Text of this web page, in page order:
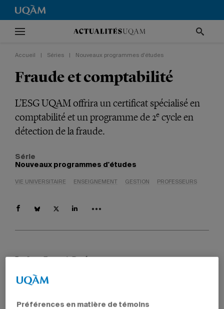
Accueil Séries Nouveaux programmes d'études
Fraude et comptabilité
L’ESG UQAM offrira un certificat spécialisé en
comptabilité et un programme de 2e cycle en
détection de la fraude.
Série
Nouveaux programmes d'études
VIE UNIVERSITAIRE ENSEIGNEMENT GESTION PROFESSEURS
ParJean-François Ducharme
Mis à jour le 26 janvier 2024 à 12 h 08
Préférences en matière de témoins